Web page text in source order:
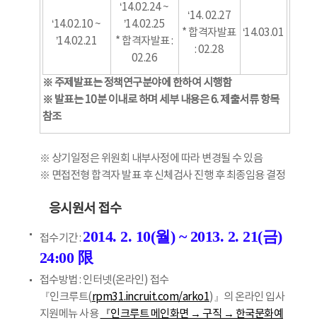
‘14.02.10 ~
’14.02.21
‘14.02.24 ~
’14.02.25
* 합격자발표 :
02.26
‘14. 02.27
* 합격자발표
: 02.28
‘14.03.01
※ 주제발표는 정책연구분야에 한하여 시행함
※ 발표는 10분 이내로 하며 세부 내용은 6. 제출서류 항목
참조
※ 상기일정은 위원회 내부사정에 따라 변경될 수 있음
※ 면접전형 합격자 발표 후 신체검사 진행 후 최종임용 결정
응시원서 접수
접수기간 : 2014. 2. 10(월) ~ 2013. 2. 21(금)
24:00 限
접수방법 : 인터넷(온라인) 접수
『인크루트(rpm31.incruit.com/arko1)』의 온라인 입사
지원메뉴 사용 『인크루트 메인화면 → 구직 → 한국문화예